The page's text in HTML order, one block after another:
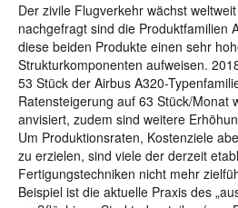
Der zivile Flugverkehr wächst
nachgefragt sind die Produktfamilien
diese beiden Produkte einen sehr
Strukturkomponenten aufweisen.
53 Stück der Airbus A320-
Ratensteigerung auf 63 Stück/Monat
anvisiert, zudem sind weitere
Um Produktionsraten, Kostenziele
zu erzielen, sind viele der derzeit
Fertigungstechniken nicht mehr
Beispiel ist die aktuelle Praxis des